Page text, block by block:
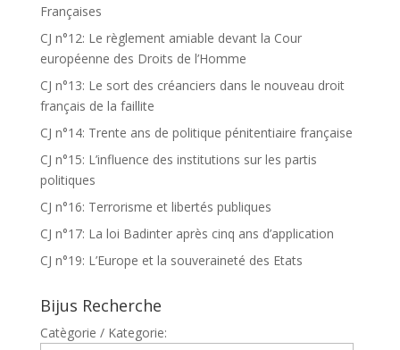
Françaises
CJ n°12: Le règlement amiable devant la Cour
européenne des Droits de l’Homme
CJ n°13: Le sort des créanciers dans le nouveau droit
français de la faillite
CJ n°14: Trente ans de politique pénitentiaire française
CJ n°15: L’influence des institutions sur les partis
politiques
CJ n°16: Terrorisme et libertés publiques
CJ n°17: La loi Badinter après cinq ans d’application
CJ n°19: L’Europe et la souveraineté des Etats
Bijus Recherche
Catègorie / Kategorie: